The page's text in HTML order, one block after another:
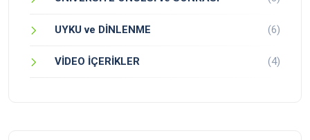
UYKU ve DİNLENME (6)
VİDEO İÇERİKLER (4)